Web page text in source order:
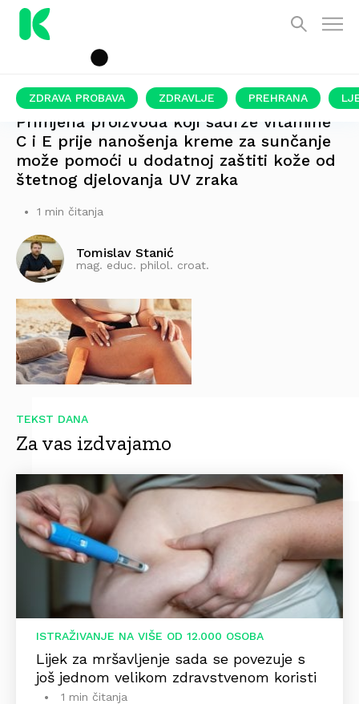
ZDRAVA PROBAVA ZDRAVLJE PREHRANA
Primjena proizvoda koji sadrže vitamine
C i E prije nanošenja kreme za sunčanje
može pomoći u dodatnoj zaštiti kože od
štetnog djelovanja UV zraka
1 min čitanja
Tomislav Stanić
mag. educ. philol. croat.
TEKST DANA
Za vas izdvajamo
ISTRAŽIVANJE NA VIŠE OD 12.000 OSOBA
Lijek za mršavljenje sada se povezuje s
još jednom velikom zdravstvenom koristi
1 min čitanja